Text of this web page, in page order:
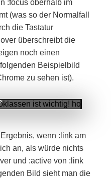
:focus oberhalb im
(was so der Normalfall
die Tastatur
überschreibt die
noch einen
Beispielbild
zu sehen ist).
wenn :link am
an, als würde nichts
und :active von :link
Bild sieht man die